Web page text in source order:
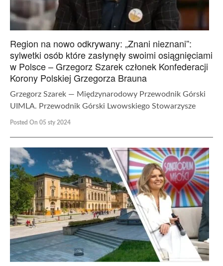
Region na nowo odkrywany: „Znani nieznani”:
sylwetki osób które zasłynęły swoimi osiągnięciami
w Polsce – Grzegorz Szarek członek Konfederacji
Korony Polskiej Grzegorza Brauna
Grzegorz Szarek — Międzynarodowy Przewodnik Górski
UIMLA. Przewodnik Górski Lwowskiego Stowarzysze
Posted On 05 sty 2024